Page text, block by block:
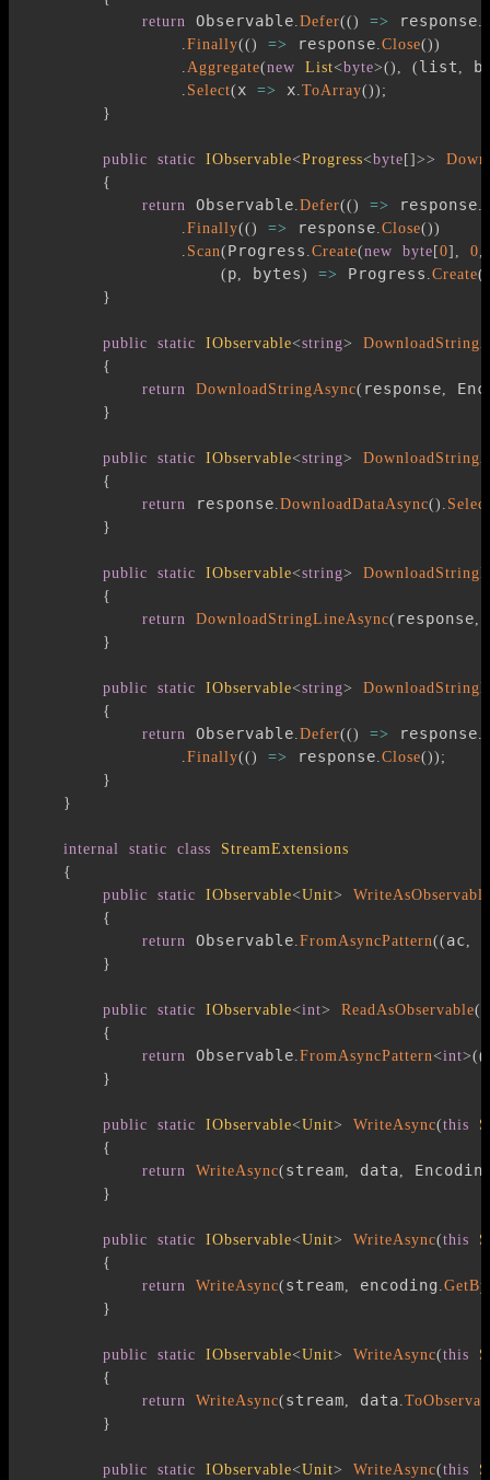
return Observable.Defer(() => response.
.Finally(() => response.Close())
.Aggregate(new List<byte>() , ( list ,
. Select(x => x.ToArray()) ;
}
public static IObservable<Progress<byte [] >>
{
return Observable.Defer(() => response.
.Finally(() => response.Close())
. Scan( Progress .Create(new byte [0] , 0,
( p, bytes) => Progress .Create(
}
public static IObservable<string>
{
return
DownloadStringAsync( response,
}
public static IObservable<string>
{
return response.DownloadDataAsync() . Select
}
public static IObservable<string>
{
return
DownloadStringLineAsync( response,
}
public static IObservable<string>
{
return Observable.Defer(() => response.
.Finally(() => response.Close()) ;
}
}
internal static class
StreamExtensions
{
public
static IObservable<Unit>
WriteAsObservable
{
return Observable.FromAsyncPattern(( ac,
}
public static IObservable<int> ReadAsObservable(
{
return Observable.FromAsyncPattern<int>((
}
public static IObservable<Unit> WriteAsync(this
{
return
WriteAsync( stream, data,
}
public static IObservable<Unit> WriteAsync(this
{
return
WriteAsync( stream, encoding .
}
public static IObservable<Unit> WriteAsync(this
{
return
WriteAsync( stream, data.
}
public static IObservable<Unit> WriteAsync(this